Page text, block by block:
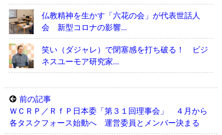
仏教精神を生かす「六花の会」が代表世話人
会 新型コロナの影響...
笑い（ダジャレ）で閉塞感を打ち破る！ ビジ
ネスユーモア研究家...
前の記事
ＷＣＲＰ／ＲｆＰ日本委「第３１回理事会」 ４月から
各タスクフォース始動へ 運営委員とメンバー決まる